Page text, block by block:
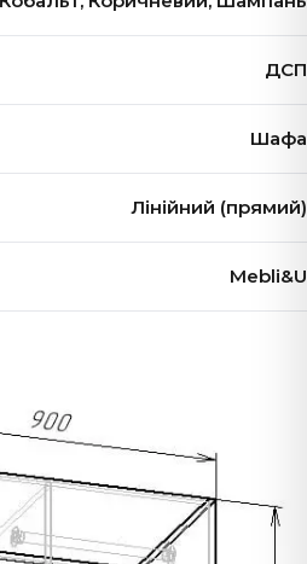
ДСП
Шафа
Лінійний (прямий)
Mebli&U